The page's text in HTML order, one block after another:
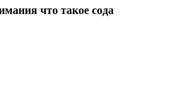
что такое сода